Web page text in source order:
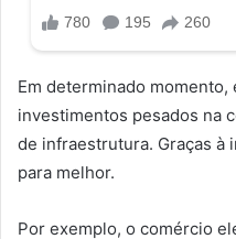
Em determinado
investimentos pesados ​​na
de infraestrutura. Graças à
para melhor.
Por exemplo, o comércio